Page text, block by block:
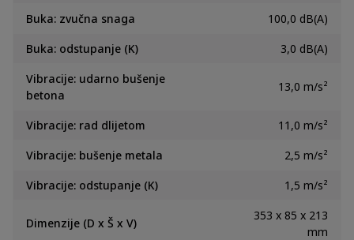
Buka: zvučna snaga
100,0 dB(A)
Buka: odstupanje (K)
3,0 dB(A)
Vibracije: udarno bušenje
betona
13,0 m/s²
Vibracije: rad dlijetom
11,0 m/s²
Vibracije: bušenje metala
2,5 m/s²
Vibracije: odstupanje (K)
1,5 m/s²
Dimenzije (D x Š x V)
353 x 85 x 213
mm